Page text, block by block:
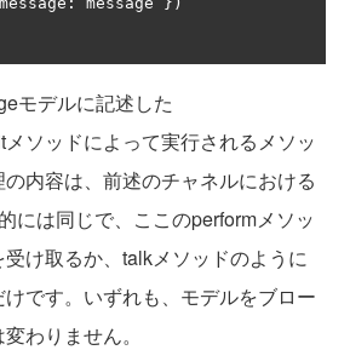
モデルに記述した
ソッドによって実行されるメソッ
の内容は、前述のチャネルにおける
には同じで、ここのperformメソッ
受け取るか、talkメソッドのように
です。いずれも、モデルをブロー
わりません。